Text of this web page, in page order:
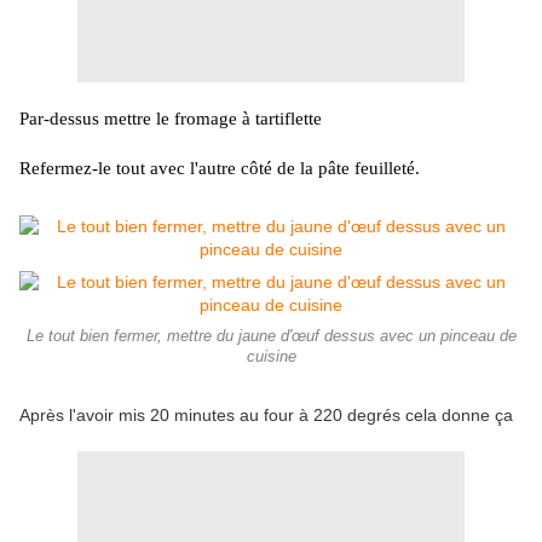
Par-dessus mettre le fromage à tartiflette
Refermez-le tout avec l'autre côté de la pâte feuilleté.
Le tout bien fermer, mettre du jaune d'œuf dessus avec un pinceau de
cuisine
Après l'avoir mis 20 minutes au four à 220 degrés cela donne ça